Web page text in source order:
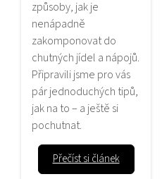
způsoby, jak je
nenápadně
zakomponovat do
chutných jídel a nápojů.
Připravili jsme pro vás
pár jednoduchých tipů,
jak na to – a ještě si
pochutnat.
Přečíst si článek